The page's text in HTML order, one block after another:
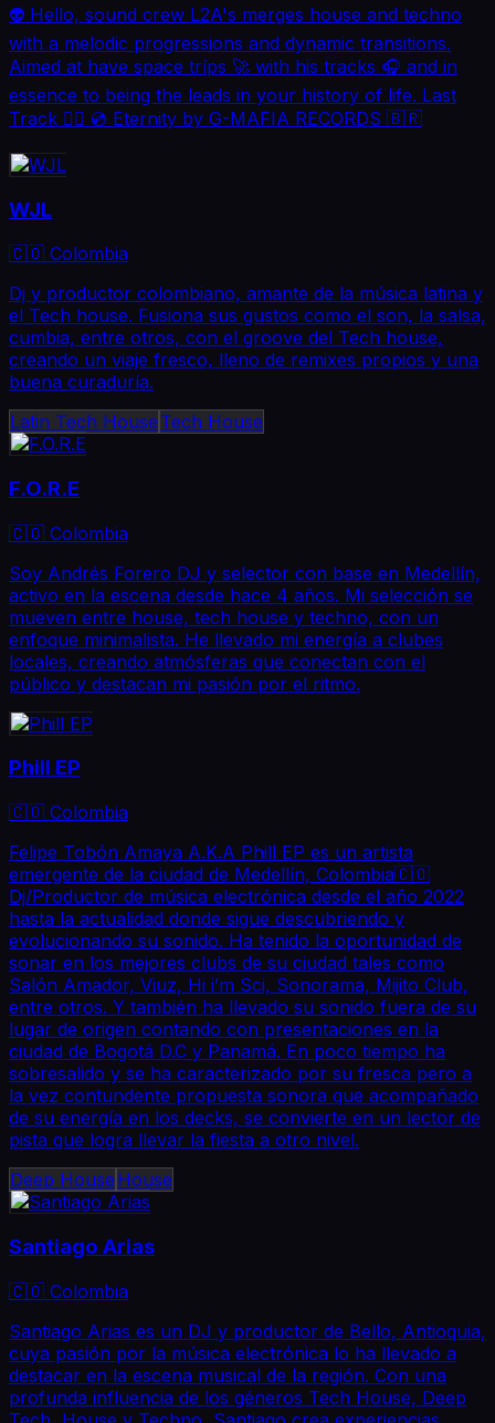
👽 Hello, sound crew L2A's merges house and techno
with a melodic progressions and dynamic transitions.
Aimed at have space tríps 🚀 with his tracks 🎧 and in
essence to being the leads in your history of life. Last
Track 👇🏽 💿 Eternity by G-MAFIA RECORDS 🇧🇷
WJL
🇨🇴 Colombia
Dj y productor colombiano, amante de la música latina y
el Tech house. Fusiona sus gustos como el son, la salsa,
cumbia, entre otros, con el groove del Tech house,
creando un viaje fresco, lleno de remixes propios y una
buena curaduría.
Latin Tech House Tech House
F.O.R.E
🇨🇴 Colombia
Soy Andrés Forero DJ y selector con base en Medellín,
activo en la escena desde hace 4 años. Mi selección se
mueven entre house, tech house y techno, con un
enfoque minimalista. He llevado mi energía a clubes
locales, creando atmósferas que conectan con el
público y destacan mi pasión por el ritmo.
Phill EP
🇨🇴 Colombia
Felipe Tobón Amaya A.K.A Phill EP es un artista
emergente de la ciudad de Medellín, Colombia🇨🇴
Dj/Productor de música electrónica desde el año 2022
hasta la actualidad donde sigue descubriendo y
evolucionando su sonido. Ha tenido la oportunidad de
sonar en los mejores clubs de su ciudad tales como
Salón Amador, Viuz, Hi i’m Sci, Sonorama, Mijito Club,
entre otros. Y también ha llevado su sonido fuera de su
lugar de origen contando con presentaciones en la
ciudad de Bogotá D.C y Panamá. En poco tiempo ha
sobresalido y se ha caracterizado por su fresca pero a
la vez contundente propuesta sonora que acompañado
de su energía en los decks, se convierte en un lector de
pista que logra llevar la fiesta a otro nivel.
Deep House House
Santiago Arias
🇨🇴 Colombia
Santiago Arias es un DJ y productor de Bello, Antioquia,
cuya pasión por la música electrónica lo ha llevado a
destacar en la escena musical de la región. Con una
profunda influencia de los géneros Tech House, Deep